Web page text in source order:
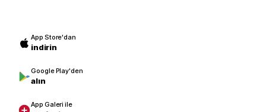
App Store'dan
indirin
Google Play'den
alın
App Galeri ile